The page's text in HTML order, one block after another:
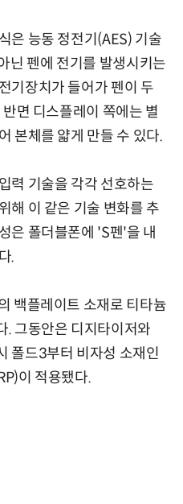
은 능동 정전기(AES) 기술
닌 펜에 전기를 발생시키는
기장치가 들어가 펜이 두
면 디스플레이 쪽에는 별
본체를 얇게 만들 수 있다.
력 기술을 각각 선호하는
해 이 같은 기술 변화를 추
은 폴더블폰에 'S펜'을 내
.
백플레이트 소재로 티타늄
. 그동안은 디지타이저와
폴드3부터 비자성 소재인
이 적용됐다.